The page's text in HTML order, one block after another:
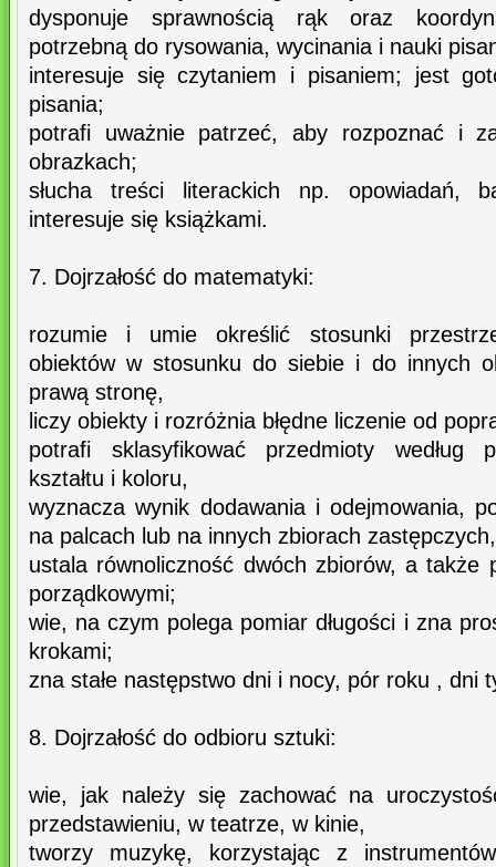
dysponuje sprawnością rąk oraz
potrzebną do rysowania, wycinania i nauki
interesuje się czytaniem i pisaniem; jest
pisania;
potrafi uważnie patrzeć, aby rozpoznać i
obrazkach;
słucha treści literackich np. opowiadań,
interesuje się książkami.
7. Dojrzałość do matematyki:
rozumie i umie określić stosunki
obiektów w stosunku do siebie i do innych
prawą stronę,
liczy obiekty i rozróżnia błędne liczenie od
potrafi sklasyfikować przedmioty według
kształtu i koloru,
wyznacza wynik dodawania i odejmowania,
na palcach lub na innych zbiorach zastępczych,
ustala równoliczność dwóch zbiorów, a także
porządkowymi;
wie, na czym polega pomiar długości i zna
krokami;
zna stałe następstwo dni i nocy, pór roku , dni
8. Dojrzałość do odbioru sztuki:
wie, jak należy się zachować na
przedstawieniu, w teatrze, w kinie,
tworzy muzykę, korzystając z